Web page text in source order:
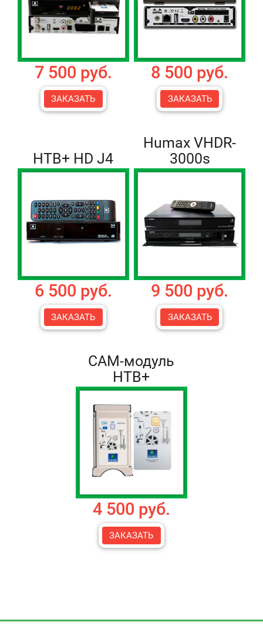
7 500 руб.
ЗАКАЗАТЬ
8 500 руб.
ЗАКАЗАТЬ
НТВ+ HD J4
6 500 руб.
ЗАКАЗАТЬ
Humax VHDR-
3000s
9 500 руб.
ЗАКАЗАТЬ
CAM-модуль
НТВ+
4 500 руб.
ЗАКАЗАТЬ